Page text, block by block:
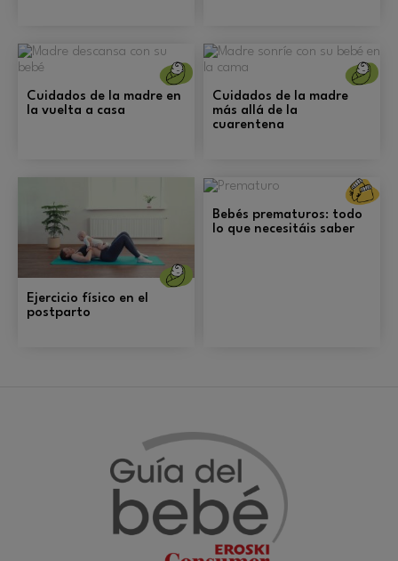
Nacimiento
Cuidados de la madre en
la vuelta a casa
Cuidados de la madre
más allá de la
cuarentena
Ejercicio físico en el
postparto
Bebés prematuros: todo
lo que necesitáis saber